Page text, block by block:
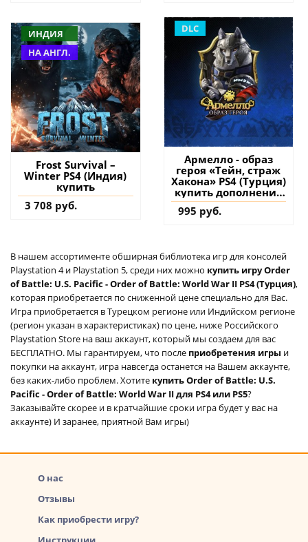
ИНДИЯ
НА АНГЛ.
Frost Survival –
Winter PS4 (Индия)
купить
3 708 руб.
DLC
Армелло - образ
героя «Тейн, страж
Хакона» PS4 (Турция)
купить дополнение
на аккаунт
995 руб.
В нашем ассортименте обширная библиотека игр для консолей
Playstation 4 и Playstation 5, среди них можно купить игру Order
of Battle: U.S. Pacific - Order of Battle: World War II PS4 (Турция),
которая приобретается по сниженной цене специально для Вас.
Игра приобретается в Турецком регионе или Индийском регионе
(регион указан в характеристиках) по цене, ниже Российского
Playstation Store на ваш аккаунт, который мы создаем для вас
БЕСПЛАТНО. Мы гарантируем, что после приобретения игры и
покупки на аккаунт, игра навсегда останется на Вашем аккаунте,
без каких-либо проблем. Хотите купить Order of Battle: U.S.
Pacific - Order of Battle: World War II для PS4 или PS5?
Заказывайте скорее и в кратчайшие сроки игра будет у вас на
аккаунте) И заранее, приятной Вам игры)
О нас
Отзывы
Как приобрести игру?